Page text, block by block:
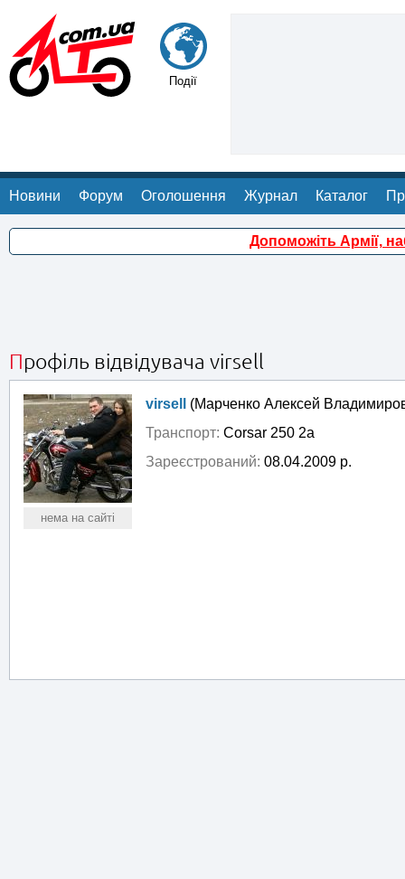
Події
Новини Форум Оголошення Журнал Каталог
Допоможіть Армії,
Профіль відвідувача virsell
нема на сайті
virsell
(Марченко Алексей
Транспорт: Corsar 250 2a
Зареєстрований: 08.04.2009 р.